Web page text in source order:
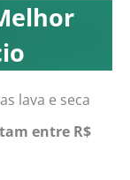
lava e seca
entre R$